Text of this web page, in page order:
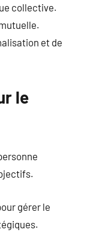
collective.
et de
le
gérer le